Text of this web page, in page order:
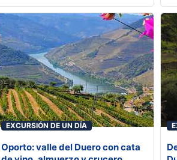
EXCURSIÓN DE UN DÍA
Oporto: valle del Duero con cata